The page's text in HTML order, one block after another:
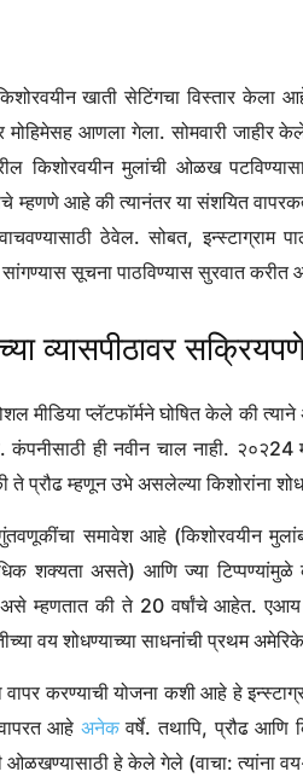
खाती सेटिंगचा विस्तार
मोहिमेसह आणला गेला. सोमवारी जाहीर
किशोरवयीन मुलांची ओळख
आहे की त्यानंतर या संशयित
ठेवेल. सोबत, इन्स्टाग्राम
सूचना पाठविण्यास सुरवात करीत
व्यासपीठावर
मीडिया प्लॅटफॉर्मने घोषित केले की
ही नवीन चाल नाही. २०२24
प्रौढ म्हणून उभे असलेल्या किशोरांना
गुंतवणूकींचा समावेश आहे (किशोरवयीन
शक्यता असते) आणि ज्या टिप्पण्यांमुळे
म्हणतात की ते 20 वर्षांचे आहेत.
वय शोधण्याच्या साधनांची प्रथम
वापर करण्याची योजना कशी आहे हे
आहे अनेकवर्षे. तथापि, प्रौढ आणि
हे केले गेले (वाचा: त्यांना वय-